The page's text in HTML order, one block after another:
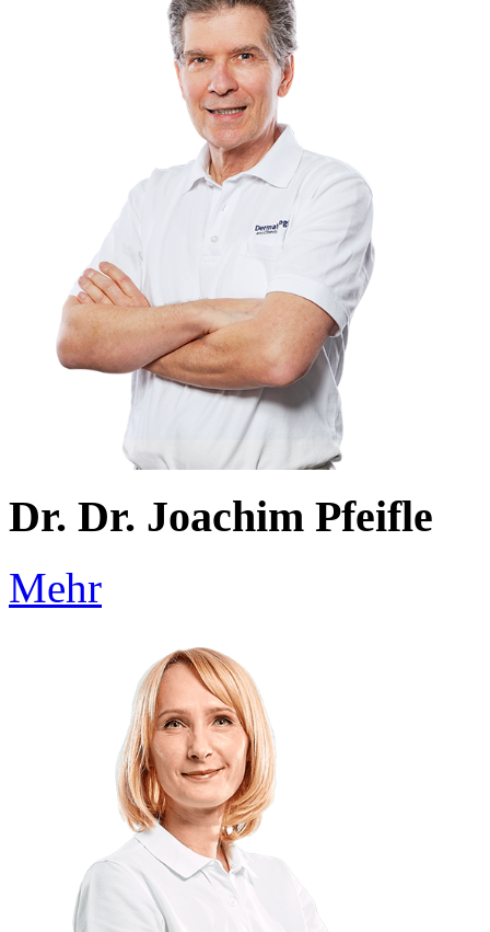
Dr. Dr. Joachim Pfeifle
Mehr